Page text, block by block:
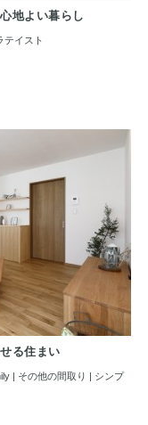
地よい暮らし
テイスト
る住まい
| その他の間取り | シンプ